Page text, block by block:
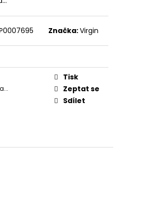
Značka:Virgin
Tisk
Zeptat se
Sdílet